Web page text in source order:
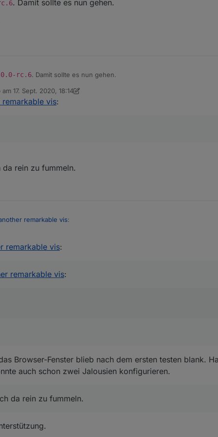
dann müßte ja auch vis nicht laufen. Das ist die URL:
steht das? Das muss ich raus nehmen.
wiki
. Damit sollte es nun gehen.
rc.6. Damit sollte es nun gehen.
am17. Sept. 2020, 18:14
von dslraser
vis:
rein zu fummeln.
remarkable vis:
mich da rein zu fummeln.
remarkable vis:
remarkable vis:
Browser-Fenster blieb nach dem ersten testen blank.
auch schon zwei Jalousien konfigurieren.
da rein zu fummeln.